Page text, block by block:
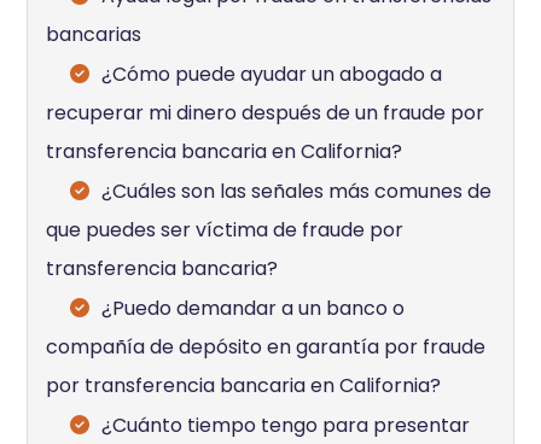
bancarias
¿Cómo puede ayudar un abogado a
recuperar mi dinero después de un fraude por
transferencia bancaria en California?
¿Cuáles son las señales más comunes de
que puedes ser víctima de fraude por
transferencia bancaria?
¿Puedo demandar a un banco o
compañía de depósito en garantía por fraude
por transferencia bancaria en California?
¿Cuánto tiempo tengo para presentar